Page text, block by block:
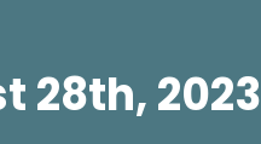
28th, 2023